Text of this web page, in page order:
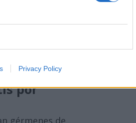
Privacy Policy
casi siempre
y otros
por
gérmenes de